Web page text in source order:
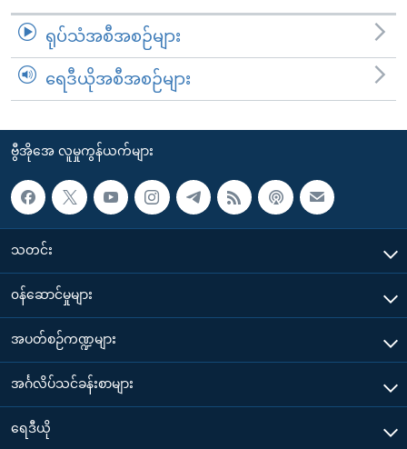
ရုပ်သံအစီအစဉ်များ
ရေဒီယိုအစီအစဉ်များ
ဗွီအိုအေ လူမှုကွန်ယက်များ
သတင်း
၀န်ဆောင်မှုများ
အပတ်စဉ်ကဏ္ဍများ
အင်္ဂလိပ်သင်ခန်းစာများ
ရေဒီယို